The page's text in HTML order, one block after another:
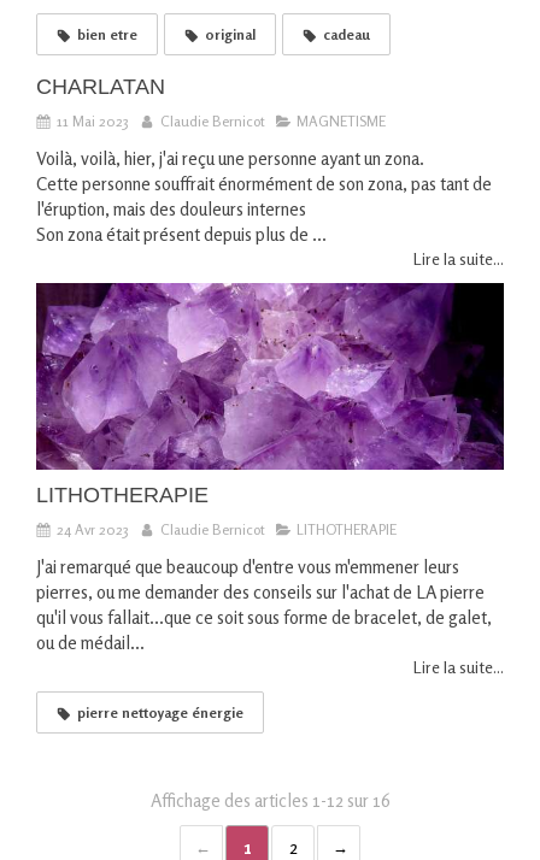
bien etre original cadeau
CHARLATAN
11 Mai 2023 Claudie Bernicot MAGNETISME
Voilà, voilà, hier, j'ai reçu une personne ayant un zona.
Cette personne souffrait énormément de son zona, pas tant de
l'éruption, mais des douleurs internes
Son zona était présent depuis plus de ...
Lire la suite...
LITHOTHERAPIE
24 Avr 2023 Claudie Bernicot LITHOTHERAPIE
J'ai remarqué que beaucoup d'entre vous m'emmener leurs
pierres, ou me demander des conseils sur l'achat de LA pierre
qu'il vous fallait...que ce soit sous forme de bracelet, de galet,
ou de médail...
Lire la suite...
pierre nettoyage énergie
Affichage des articles 1-12 sur 16
1 2